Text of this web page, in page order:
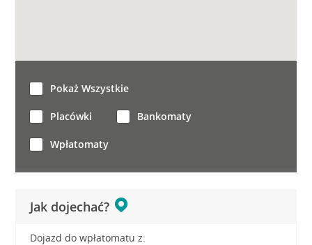
Jak dojechać?
Dojazd do wpłatomatu z:
Pokaż Wszystkie
Placówki Bankomaty
Wpłatomaty